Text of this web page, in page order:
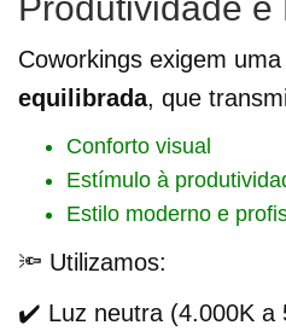
Produtividade e
Coworkings exigem uma
equilibrada, que
Conforto visual
Estímulo à
Estilo moderno e
🔦 Utilizamos:
✔️ Luz neutra (4.000K a